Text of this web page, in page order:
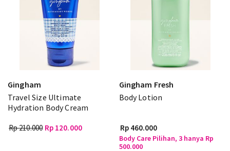
Gingham
Travel Size Ultimate
Hydration Body Cream
Rp 210.000 Rp 120.000
Gingham Fresh
Body Lotion
Rp 460.000
Body Care Pilihan, 3 hanya Rp
500.000